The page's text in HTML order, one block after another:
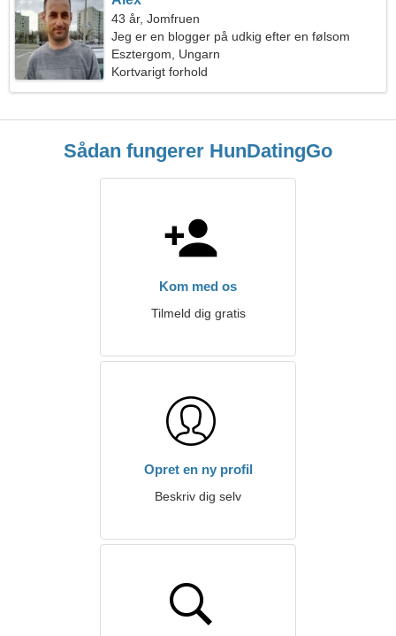
43 år, Jomfruen
Jeg er en blogger på udkig efter en følsom
kvinde
Esztergom, Ungarn
Kortvarigt forhold
Sådan fungerer HunDatingGo
Kom med os
Tilmeld dig gratis
Opret en ny profil
Beskriv dig selv